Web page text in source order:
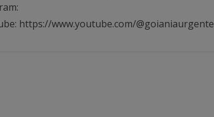
https://www.youtube.com/@goianiaurgente